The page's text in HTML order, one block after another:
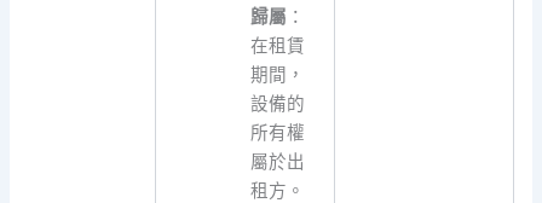
歸屬 ：
在租賃
期間，
設備的
所有權
屬於出
租方。